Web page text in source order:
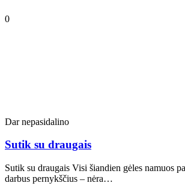
0
Dar nepasidalino
Sutik su draugais
Sutik su draugais Visi šiandien gėles namuos
darbus pernykščius – nėra…